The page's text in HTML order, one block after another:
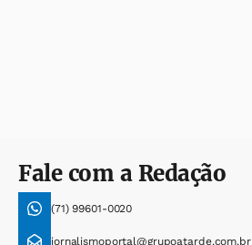
Fale com a Redação
(71) 99601-0020
jornalismoportal@grupoatarde.com.br